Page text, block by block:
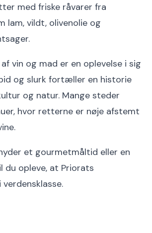
med friske råvarer fra
lam, vildt, olivenolie og
vin og mad er en oplevelse i sig
og slurk fortæller en historie
og natur. Mange steder
hvor retterne er nøje afstemt
et gourmetmåltid eller en
du opleve, at Priorats